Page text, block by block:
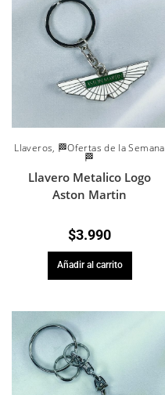
Llaveros, 🏁Ofertas de la Semana
🏁
Llavero Metalico Logo
Aston Martin
$3.990
Añadir al carrito